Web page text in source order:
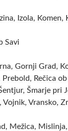
Izola, Komen,
Savi
Gornji Grad,
Rečica
Šmarje pri
Vojnik, Vransko,
Mežica,